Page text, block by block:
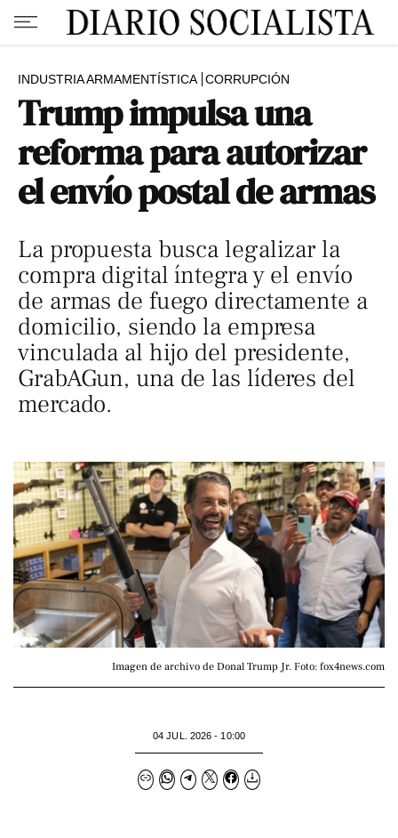
INDUSTRIA ARMAMENTÍSTICA CORRUPCIÓN
Trump impulsa una
reforma para autorizar
el envío postal de armas
La propuesta busca legalizar la
compra digital íntegra y el envío
de armas de fuego directamente a
domicilio, siendo la empresa
vinculada al hijo del presidente,
GrabAGun, una de las líderes del
mercado.
Imagen de archivo de Donal Trump Jr. Foto: fox4news.com
04 JUL. 2026 - 10:00